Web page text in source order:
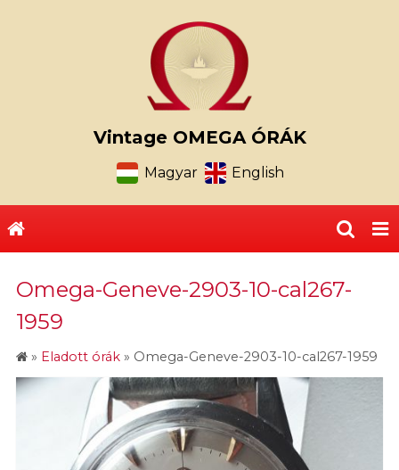
Vintage OMEGA ÓRÁK
Magyar English
Omega-Geneve-2903-10-cal267-
1959
» Eladott órák » Omega-Geneve-2903-10-cal267-1959